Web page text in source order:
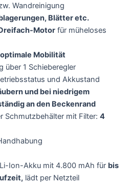
Wandreinigung
Blätter etc.
Motorfür müheloses
Mobilität
über 1 Schieberegler
und Akkustand
und bei niedrigem
an den Beckenrand
Schmutzbehälter mit Filter: 4
Ion-Akku mit 4.800 mAh für bis
lädt per Netzteil